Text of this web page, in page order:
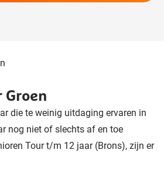
Groen
die te weinig uitdaging ervaren in
nog niet of slechts af en toe
Tour t/m 12 jaar (Brons), zijn er